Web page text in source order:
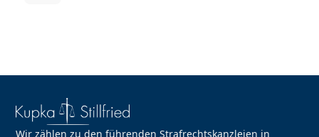
Wir zählen zu den führenden Strafrechtskanzleien in